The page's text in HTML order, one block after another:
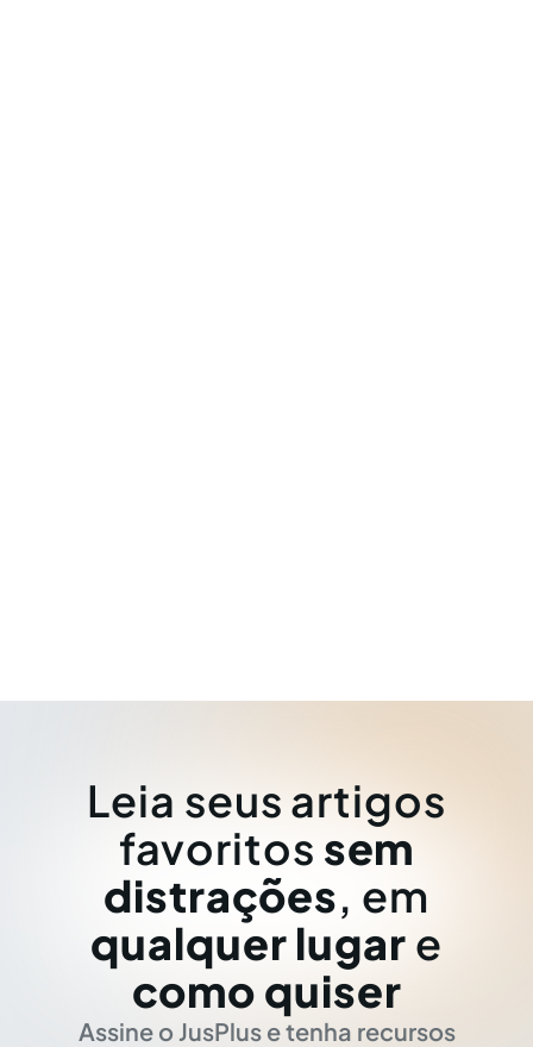
Leia seus artigos
favoritos sem
distrações, em
qualquer lugar e
como quiser
Assine o JusPlus e tenha recursos